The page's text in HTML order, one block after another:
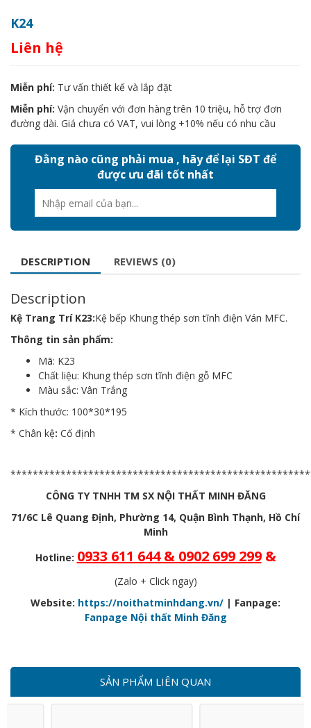
K24
Liên hệ
Miễn phí: Tư vấn thiết kế và lắp đặt
Miễn phí: Vận chuyển với đơn hàng trên 10 triệu, hỗ trợ đơn
đường dài. Giá chưa có VAT, vui lòng +10% nếu có nhu cầu
Đằng nào cũng phải mua , hãy để lại SĐT để
được ưu đãi tốt nhất
DESCRIPTION REVIEWS (0)
Description
Kệ Trang Trí K23:Kệ bếp Khung thép sơn tĩnh điện Ván MFC.
Thông tin sản phẩm:
Mã: K23
Chất liệu: Khung thép sơn tĩnh điện gỗ MFC
Màu sắc: Vân Trắng
* Kích thước: 100*30*195
* Chân kệ: Cố định
CÔNG TY TNHH TM SX NỘI THẤT MINH ĐĂNG
71/6C Lê Quang Định, Phường 14, Quận Bình Thạnh, Hồ Chí
Minh
Hotline: 0933 611 644 & 0902 699 299 &
(Zalo + Click ngay)
Website: https://noithatminhdang.vn/ | Fanpage:
Fanpage Nội thất Minh Đăng
SẢN PHẨM LIÊN QUAN